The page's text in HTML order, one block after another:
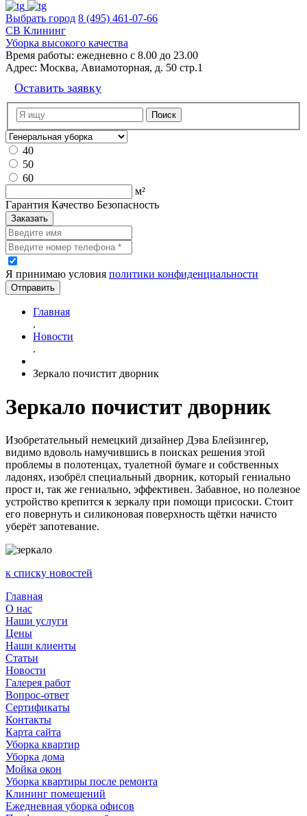
Выбрать город 8 (495) 461-07-66
СВ Клининг
Уборка высокого качества
Время работы: ежедневно с 8.00 до 23.00
Адрес: Москва, Авиамоторная, д. 50 стр.1
Оставить заявку
40
50
60
м²
Гарантия Качество Безопасность
Заказать
Я принимаю условия политики конфиденциальности
Отправить
Главная
.
Новости
.
Зеркало почистит дворник
Зеркало почистит дворник
Изобретательный немецкий дизайнер Дэва Блейзингер,
видимо вдоволь намучившись в поисках решения этой
проблемы в полотенцах, туалетной бумаге и собственных
ладонях, изобрёл специальный дворник, который гениально
прост и, так же гениально, эффективен. Забавное, но полезное
устройство крепится к зеркалу при помощи присоски. Стоит
его повернуть и силиконовая поверхность щётки начисто
уберёт запотевание.
к списку новостей
Главная
О нас
Наши услуги
Цены
Наши клиенты
Статьи
Новости
Галерея работ
Вопрос-ответ
Сертификаты
Контакты
Карта сайта
Уборка квартир
Уборка дома
Мойка окон
Уборка квартиры после ремонта
Клининг помещений
Ежедневная уборка офисов